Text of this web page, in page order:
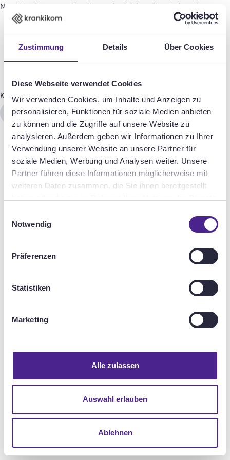
Zustimmung Details Über Cookies
Diese Webseite verwendet Cookies
Wir verwenden Cookies, um Inhalte und Anzeigen zu
personalisieren, Funktionen für soziale Medien anbieten
zu können und die Zugriffe auf unsere Website zu
analysieren. Außerdem geben wir Informationen zu Ihrer
Verwendung unserer Website an unsere Partner für
soziale Medien, Werbung und Analysen weiter. Unsere
Partner führen diese Informationen möglicherweise mit
weiteren Daten zusammen, die Sie ihnen bereitgestellt
Notwendig
Präferenzen
Statistiken
Marketing
Alle zulassen
Auswahl erlauben
Ablehnen
Nett hier. Aber waren Sie schon mal auf Seiten die existieren?
Krankikom The Company
Zurück zur Startseite